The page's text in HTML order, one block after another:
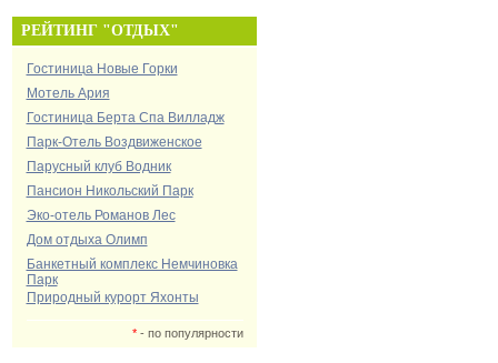
РЕЙТИНГ "ОТДЫХ"
Гостиница Новые Горки
Мотель Ария
Гостиница Берта Спа Вилладж
Парк-Отель Воздвиженское
Парусный клуб Водник
Пансион Никольский Парк
Эко-отель Романов Лес
Дом отдыха Олимп
Банкетный комплекс Немчиновка
Парк
Природный курорт Яхонты
*- по популярности